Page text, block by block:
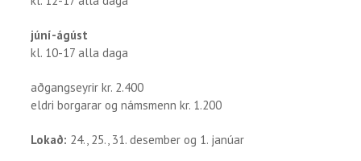
júní-ágúst
kl. 10-17 alla daga
aðgangseyrir kr. 2.400
eldri borgarar og námsmenn kr. 1.200
Lokað: 24., 25., 31. desember og 1. janúar